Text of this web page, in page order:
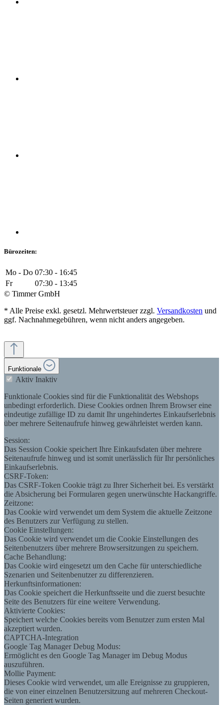
Bürozeiten:
Mo - Do 07:30 - 16:45
Fr
07:30 - 13:45
© Timmer GmbH
* Alle Preise exkl. gesetzl. Mehrwertsteuer zzgl. Versandkosten und
ggf. Nachnahmegebühren, wenn nicht anders angegeben.
Funktionale
Aktiv Inaktiv
Funktionale Cookies sind für die Funktionalität des Webshops
unbedingt erforderlich. Diese Cookies ordnen Ihrem Browser eine
eindeutige zufällige ID zu damit Ihr ungehindertes Einkaufserlebnis
über mehrere Seitenaufrufe hinweg gewährleistet werden kann.
Session:
Das Session Cookie speichert Ihre Einkaufsdaten über mehrere
Seitenaufrufe hinweg und ist somit unerlässlich für Ihr persönliches
Einkaufserlebnis.
CSRF-Token:
Das CSRF-Token Cookie trägt zu Ihrer Sicherheit bei. Es verstärkt
die Absicherung bei Formularen gegen unerwünschte Hackangriffe.
Zeitzone:
Das Cookie wird verwendet um dem System die aktuelle Zeitzone
des Benutzers zur Verfügung zu stellen.
Cookie Einstellungen:
Das Cookie wird verwendet um die Cookie Einstellungen des
Seitenbenutzers über mehrere Browsersitzungen zu speichern.
Cache Behandlung:
Das Cookie wird eingesetzt um den Cache für unterschiedliche
Szenarien und Seitenbenutzer zu differenzieren.
Herkunftsinformationen:
Das Cookie speichert die Herkunftsseite und die zuerst besuchte
Seite des Benutzers für eine weitere Verwendung.
Aktivierte Cookies:
Speichert welche Cookies bereits vom Benutzer zum ersten Mal
akzeptiert wurden.
CAPTCHA-Integration
Google Tag Manager Debug Modus:
Ermöglicht es den Google Tag Manager im Debug Modus
auszuführen.
Mollie Payment:
Dieses Cookie wird verwendet, um alle Ereignisse zu gruppieren,
die von einer einzelnen Benutzersitzung auf mehreren Checkout-
Seiten generiert wurden.